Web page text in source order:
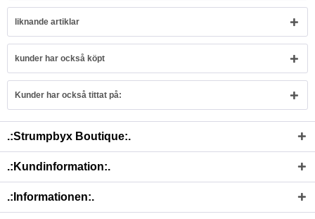
liknande artiklar
kunder har också köpt
Kunder har också tittat på:
.:Strumpbyx Boutique:.
.:Kundinformation:.
.:Informationen:.